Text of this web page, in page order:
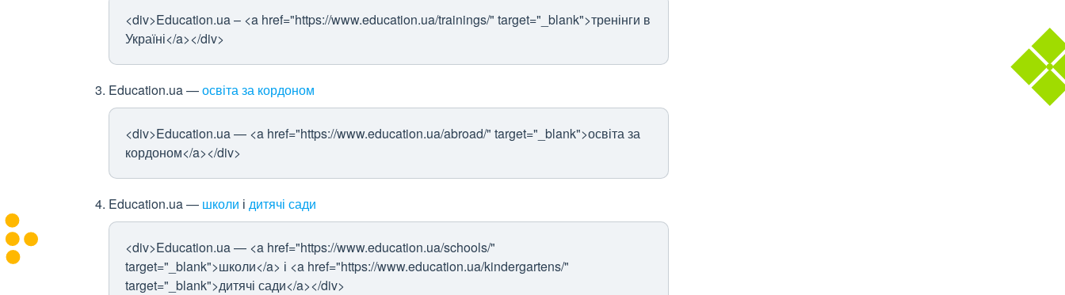
<div>Education.ua – <a href="https://www.education.ua/trainings/" target="_blank">тренінги в
Україні</a></div>
Education.ua —освіта за кордоном
<div>Education.ua — <a href="https://www.education.ua/abroad/" target="_blank">освіта за
кордоном</a></div>
Education.ua — школи і дитячі сади
<div>Education.ua — <a href="https://www.education.ua/schools/"
target="_blank">школи</a> і <a href="https://www.education.ua/kindergartens/"
target="_blank">дитячі сади</a></div>